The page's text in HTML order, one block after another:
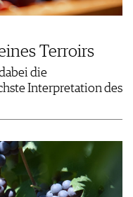
Terroirs
die
Interpretation des